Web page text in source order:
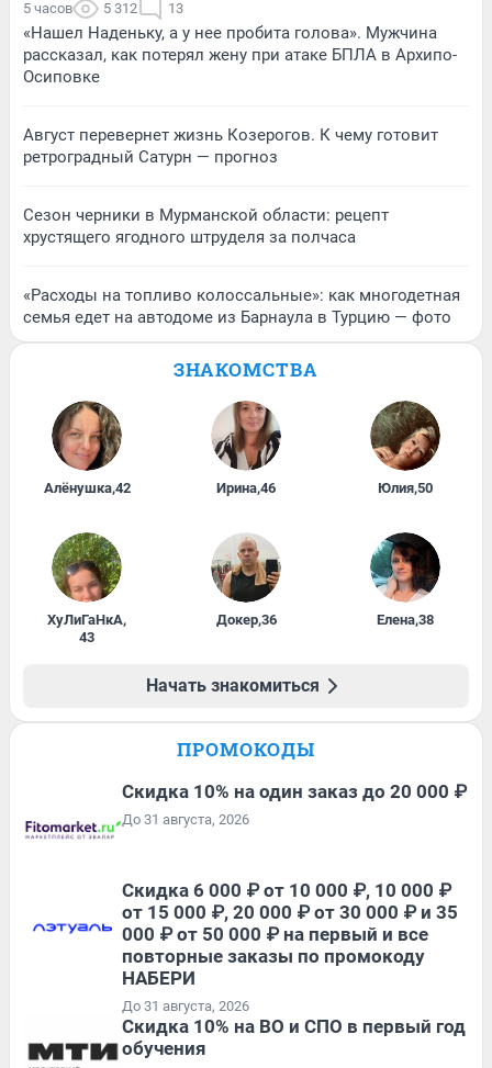
5 часов 5 312 13
«Нашел Наденьку, а у нее пробита голова». Мужчина
рассказал, как потерял жену при атаке БПЛА в Архипо-
Осиповке
Август перевернет жизнь Козерогов. К чему готовит
ретроградный Сатурн — прогноз
Сезон черники в Мурманской области: рецепт
хрустящего ягодного штруделя за полчаса
«Расходы на топливо колоссальные»: как многодетная
семья едет на автодоме из Барнаула в Турцию — фото
ЗНАКОМСТВА
Алёнушка,42 Ирина,46 Юлия,50
ХуЛиГаНкА,
43
Докер,36 Елена,38
Начать знакомиться
ПРОМОКОДЫ
Скидка 10% на один заказ до 20 000 ₽
До 31 августа, 2026
Скидка 6 000 ₽ от 10 000 ₽, 10 000 ₽
от 15 000 ₽, 20 000 ₽ от 30 000 ₽ и 35
000 ₽ от 50 000 ₽ на первый и все
повторные заказы по промокоду
НАБЕРИ
До 31 августа, 2026
Скидка 10% на ВО и СПО в первый год
обучения